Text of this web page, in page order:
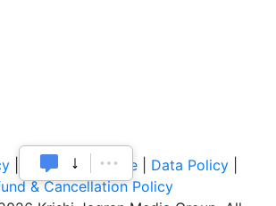
Terms of Service Data Policy
& Cancellation Policy